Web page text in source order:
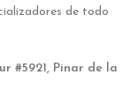
de todo
#5921, Pinar de la